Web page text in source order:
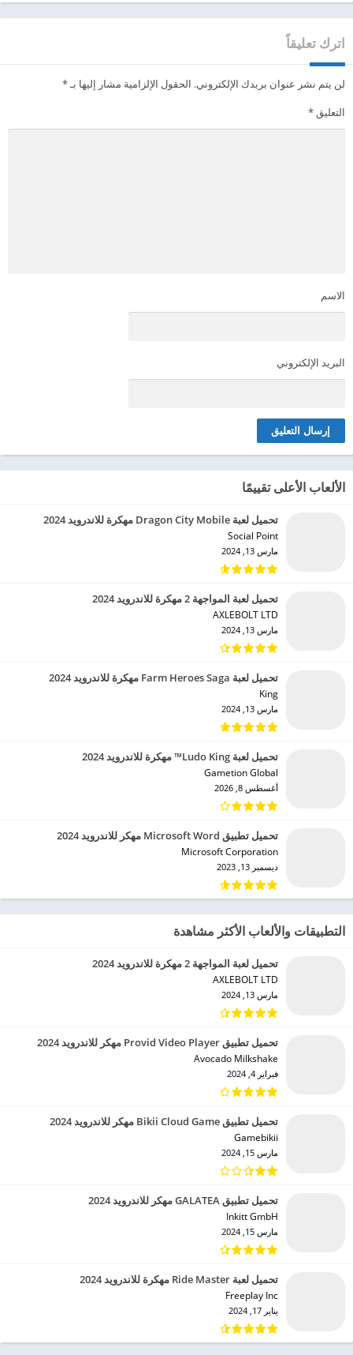
اترك تعليقاً
لن يتم نشر عنوان بريدك الإلكتروني. الحقول الإلزامية مشار إليها بـ*
التعليق*
الاسم
البريد الإلكتروني
الألعاب الأعلى تقييمًا
تحميل لعبة Dragon City Mobile مهكرة للاندرويد 2024
Social Point‏
مارس 13, 2024
تحميل لعبة المواجهة 2 مهكرة للاندرويد 2024
AXLEBOLT LTD‏
مارس 13, 2024
تحميل لعبة Farm Heroes Saga مهكرة للاندرويد 2024
King‏
مارس 13, 2024
تحميل لعبة Ludo King™ مهكرة للاندرويد 2024
Gametion Global‏
أغسطس 8, 2026
تحميل تطبيق Microsoft Word مهكر للاندرويد 2024
Microsoft Corporation‏
ديسمبر 13, 2023
التطبيقات والألعاب الأكثر مشاهدة
تحميل لعبة المواجهة 2 مهكرة للاندرويد 2024
AXLEBOLT LTD‏
مارس 13, 2024
تحميل تطبيق Provid Video Player مهكر للاندرويد 2024
Avocado Milkshake‏
فبراير 4, 2024
تحميل تطبيق Bikii Cloud Game مهكر للاندرويد 2024
Gamebikii‏
مارس 15, 2024
تحميل تطبيق GALATEA مهكر للاندرويد 2024
Inkitt GmbH‏
مارس 15, 2024
تحميل لعبة Ride Master مهكرة للاندرويد 2024
Freeplay Inc‏
يناير 17, 2024